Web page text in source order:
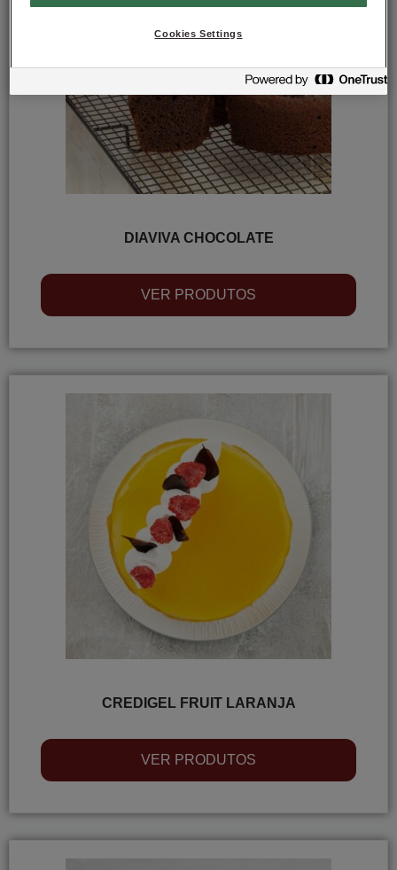
DIAVIVA CHOCOLATE
VER PRODUTOS
CREDIGEL FRUIT LARANJA
VER PRODUTOS
Cookies Settings